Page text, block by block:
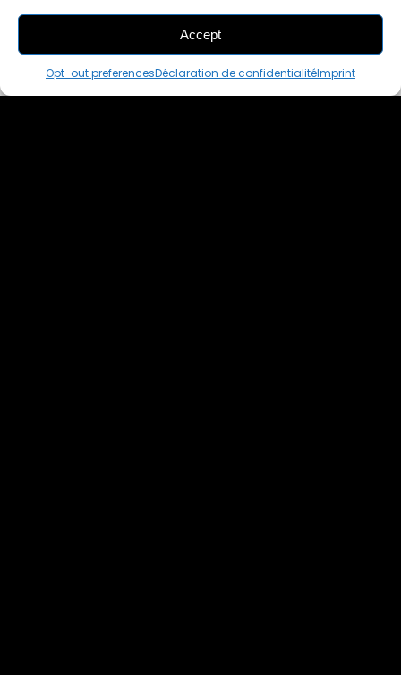
Accept
Opt-out preferencesDéclaration de confidentialitéImprint
THIS PAIR IS
ALREADY SOLD OUT